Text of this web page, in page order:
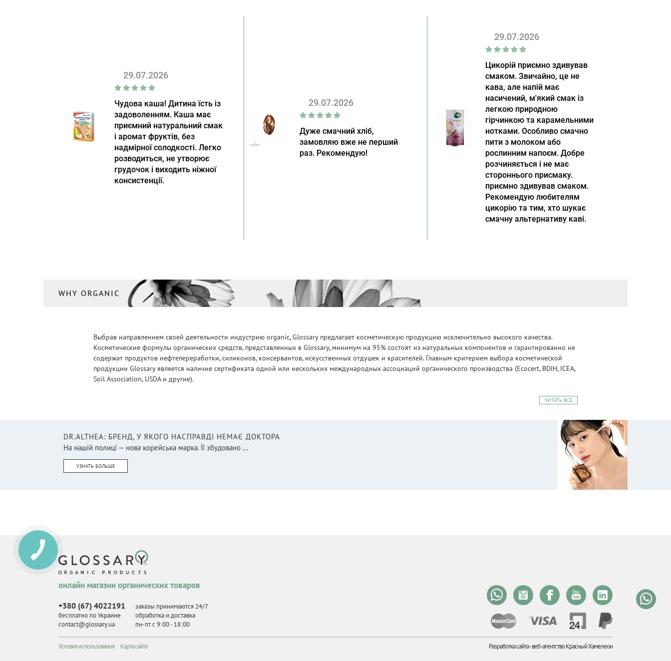
29.07.2026
Чудова каша! Дитина їсть із
задоволенням. Каша має
приємний натуральний смак
і аромат фруктів, без
надмірної солодкості. Легко
розводиться, не утворює
грудочок і виходить ніжної
консистенції.
29.07.2026
Дуже смачний хліб,
замовляю вже не перший
раз. Рекомендую!
29.07.2026
Цикорій приємно здивував
смаком. Звичайно, це не
кава, але напій має
насичений, м'який смак із
легкою природною
гірчинкою та карамельними
нотками. Особливо смачно
пити з молоком або
рослинним напоєм. Добре
розчиняється і не має
стороннього присмаку.
приємно здивував смаком.
Рекомендую любителям
цикорію та тим, хто шукає
смачну альтернативу каві.
WHY ORGANIC
Выбрав направлением своей деятельности индустрию organic, Glossary предлагает косметическую продукцию исключительно высокого качества.
Косметические формулы органических средств, представленных в Glossary, минимум на 95% состоят из натуральных компонентов и гарантированно не
содержат продуктов нефтепереработки, силиконов, консервантов, искусственных отдушек и красителей. Главным критерием выбора косметической
продукции Glossary является наличие сертификата одной или нескольких международных ассоциаций органического производства (Ecocert, BDIH, ICEA,
Soil Association, USDA и другие).
ЧИТАТЬ ВСЕ
DR.ALTHEA: БРЕНД, У ЯКОГО НАСПРАВДІ НЕМАЄ ДОКТОРА
На нашій полиці — нова корейська марка. Її збудовано ...
УЗНАТЬ БОЛЬШЕ
онлайн магазин органических товаров
+380 (67) 4022191
бесплатно по Украине
contact@glossary.ua
заказы принимаются 24/7
обработка и доставка
пн-пт с 9:00 - 18:00
Условия использования Карта сайта Разработка сайта -веб-агентство Красный Хамелеон